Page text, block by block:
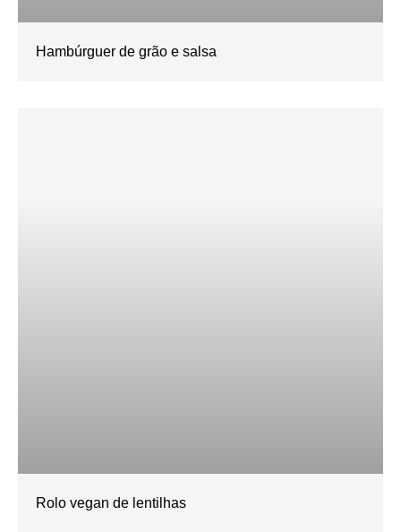
Hambúrguer de grão e salsa
Rolo vegan de lentilhas